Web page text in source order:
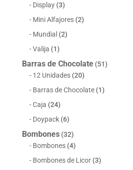
Display (3)
Mini Alfajores (2)
Mundial (2)
Valija (1)
Barras de Chocolate (51)
12 Unidades (20)
Barras de Chocolate (1)
Caja (24)
Doypack (6)
Bombones (32)
Bombones (4)
Bombones de Licor (3)